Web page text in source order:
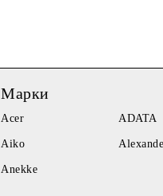
Марки
Acer ADATA
Aiko
Anekke